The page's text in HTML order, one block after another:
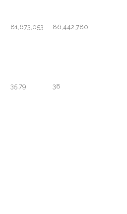
81,673,053 86,442,780
35.79 38